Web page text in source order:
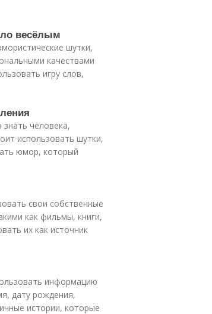
весёлым
шутки,
качествами
игру слов,
человека,
использовать шутки,
юмор, который
свои собственные
как фильмы, книги,
их как источник
информацию
дату рождения,
истории, которые